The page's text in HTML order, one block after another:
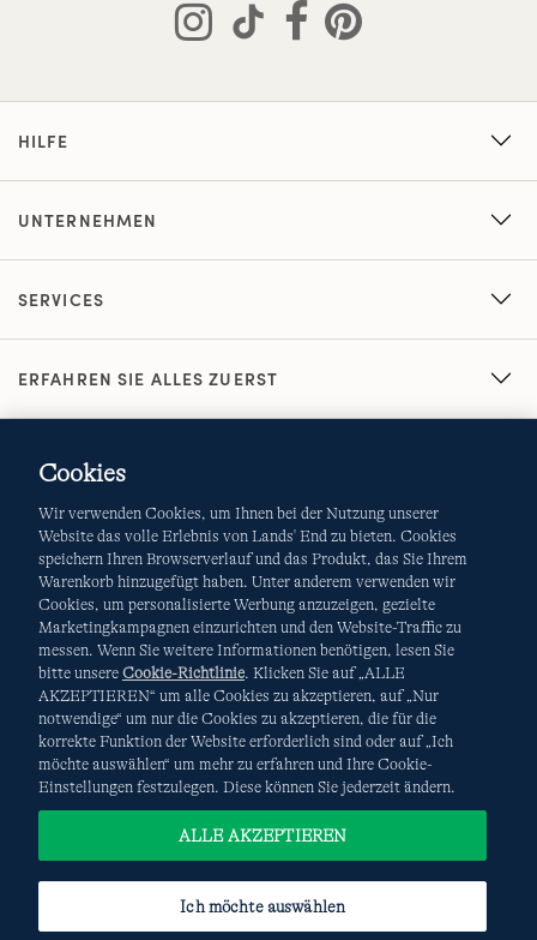
HILFE
UNTERNEHMEN
SERVICES
ERFAHREN SIE ALLES ZUERST
AGB Datenschutz & Sicherheit
Cookies-Ich möchte auswählen Site Map
Internationale Websites
Diese Website ist durch reCAPTCHA geschützt. Es gelten die
DatenschutzerklärungundNutzungsbedingungen
Google.
Cookies
Wir verwenden Cookies, um Ihnen bei der Nutzung unserer
Website das volle Erlebnis von Lands' End zu bieten. Cookies
speichern Ihren Browserverlauf und das Produkt, das Sie Ihrem
Warenkorb hinzugefügt haben. Unter anderem verwenden wir
Cookies, um personalisierte Werbung anzuzeigen, gezielte
Marketingkampagnen einzurichten und den Website-Traffic zu
messen. Wenn Sie weitere Informationen benötigen, lesen Sie
bitte unsere Cookie-Richtlinie. Klicken Sie auf „ALLE
AKZEPTIEREN“ um alle Cookies zu akzeptieren, auf „Nur
notwendige“ um nur die Cookies zu akzeptieren, die für die
korrekte Funktion der Website erforderlich sind oder auf „Ich
möchte auswählen“ um mehr zu erfahren und Ihre Cookie-
Einstellungen festzulegen. Diese können Sie jederzeit ändern.
Ich möchte auswählen
ALLE AKZEPTIEREN